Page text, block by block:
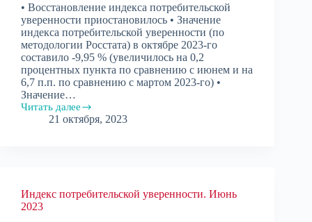
• Восстановление индекса потребительской
уверенности приостановилось • Значение
индекса потребительской уверенности (по
методологии Росстата) в октябре 2023-го
составило -9,95 % (увеличилось на 0,2
процентных пункта по сравнению с июнем и на
6,7 п.п. по сравнению с мартом 2023-го) •
Значение…
Читать далее
Индекс
потребительской
21 октября, 2023
Индекс потребительской уверенности. Июнь
2023